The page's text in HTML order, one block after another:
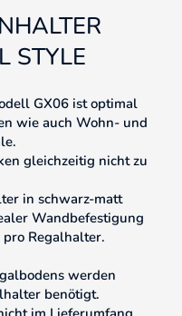
STYLE
GX06 ist optimal
wie auch Wohn- und
gleichzeitig nicht zu
in schwarz-matt
Wandbefestigung
Regalhalter.
werden
benötigt.